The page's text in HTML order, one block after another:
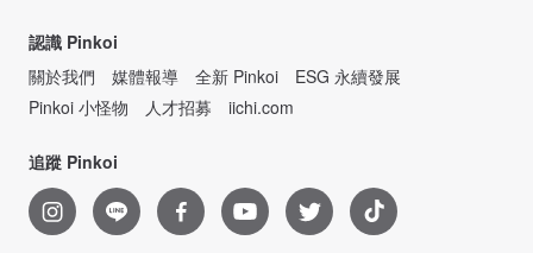
認識 Pinkoi
關於我們
媒體報導 全新 Pinkoi
ESG 永續發展
Pinkoi 小怪物
人才招募 iichi.com
追蹤 Pinkoi